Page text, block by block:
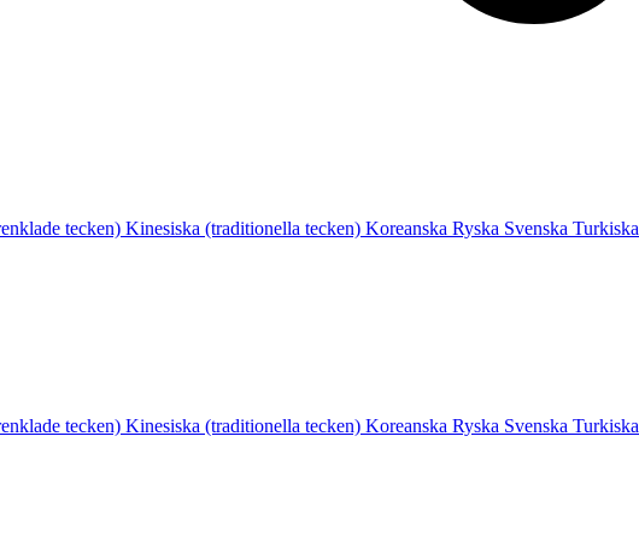
tecken) Kinesiska (traditionella tecken) Koreanska Ryska Svenska Turkiska
tecken) Kinesiska (traditionella tecken) Koreanska Ryska Svenska Turkiska